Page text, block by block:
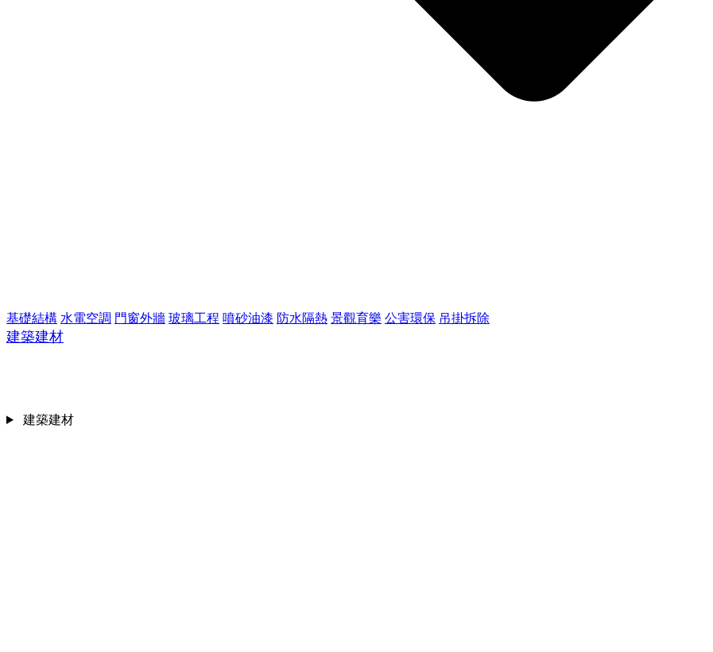
基礎結構 水電空調 門窗外牆 玻璃工程 噴砂油漆 防水隔熱 景觀育樂 公害環保 吊掛拆除
建築建材
建築建材